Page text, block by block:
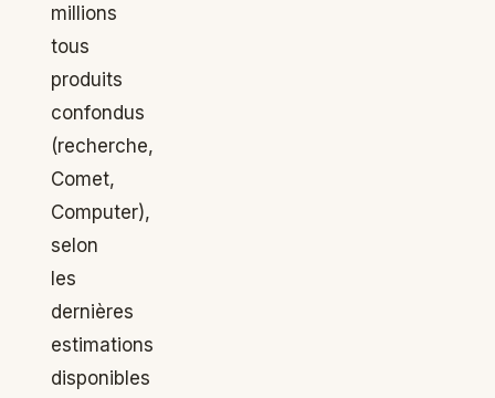
millions
tous
produits
confondus
(recherche,
Comet,
Computer),
selon
les
dernières
estimations
disponibles